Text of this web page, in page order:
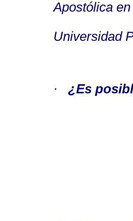
Apostólica
Profesor
Universidad
·
¿Es
D. ª
D. Claro
Vocal
Letrado